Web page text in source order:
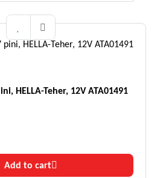
HELLA-Teher, 12V ATA01491
Add to cart